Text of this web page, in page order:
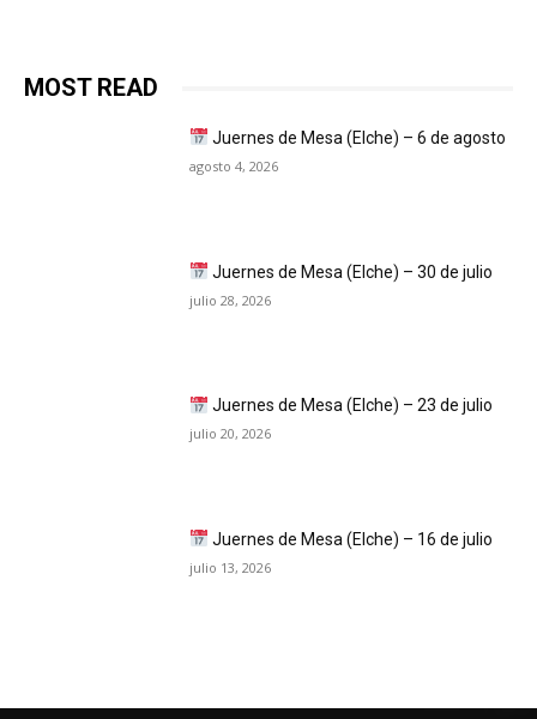
MOST READ
Juernes de Mesa (Elche) – 6 de agosto
agosto 4, 2026
Juernes de Mesa (Elche) – 30 de julio
julio 28, 2026
Juernes de Mesa (Elche) – 23 de julio
julio 20, 2026
Juernes de Mesa (Elche) – 16 de julio
julio 13, 2026